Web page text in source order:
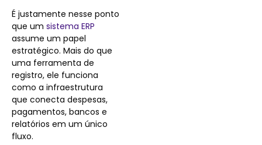
É justamente nesse ponto
que um sistema ERP
assume um papel
estratégico. Mais do que
uma ferramenta de
registro, ele funciona
como a infraestrutura
que conecta despesas,
pagamentos, bancos e
relatórios em um único
fluxo.